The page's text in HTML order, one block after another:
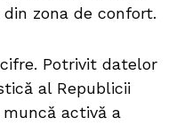
zona de confort.
Potrivit datelor
al Republicii
activă a